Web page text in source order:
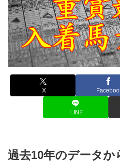
X
LINE
過去10年のデータか